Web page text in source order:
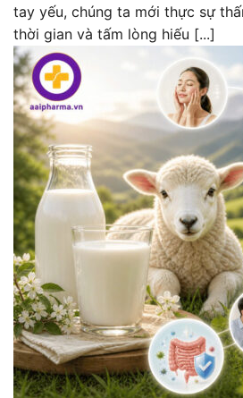
tay yếu, chúng ta mới thực sự
thời gian và tấm lòng hiếu [...]